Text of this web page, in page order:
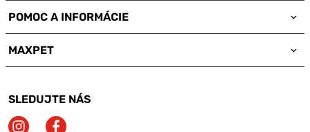
POMOC A INFORMÁCIE
MAXPET
SLEDUJTE NÁS